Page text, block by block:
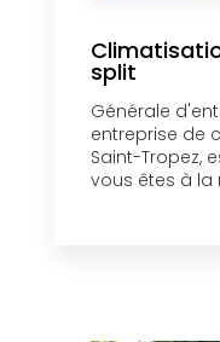
split
Générale
entreprise de
Saint-Tropez,
vous êtes à la